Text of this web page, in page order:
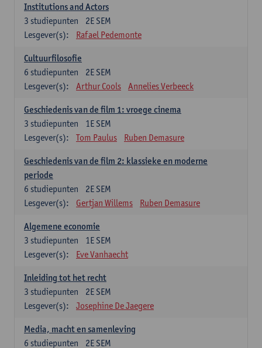
Institutions and Actors
2E SEM
3 studiepunten
Lesgever(s):
Rafael Pedemonte
Cultuurfilosofie
2E SEM
6 studiepunten
Lesgever(s):
Arthur Cools Annelies Verbeeck
Geschiedenis van de film 1: vroege cinema
1E SEM
3 studiepunten
Lesgever(s):
Tom Paulus Ruben Demasure
Geschiedenis van de film 2: klassieke en moderne
periode
2E SEM
6 studiepunten
Lesgever(s):
Gertjan Willems Ruben Demasure
Algemene economie
1E SEM
3 studiepunten
Lesgever(s):
Eve Vanhaecht
Inleiding tot het recht
2E SEM
3 studiepunten
Lesgever(s):
Josephine De Jaegere
Media, macht en samenleving
2E SEM
6 studiepunten